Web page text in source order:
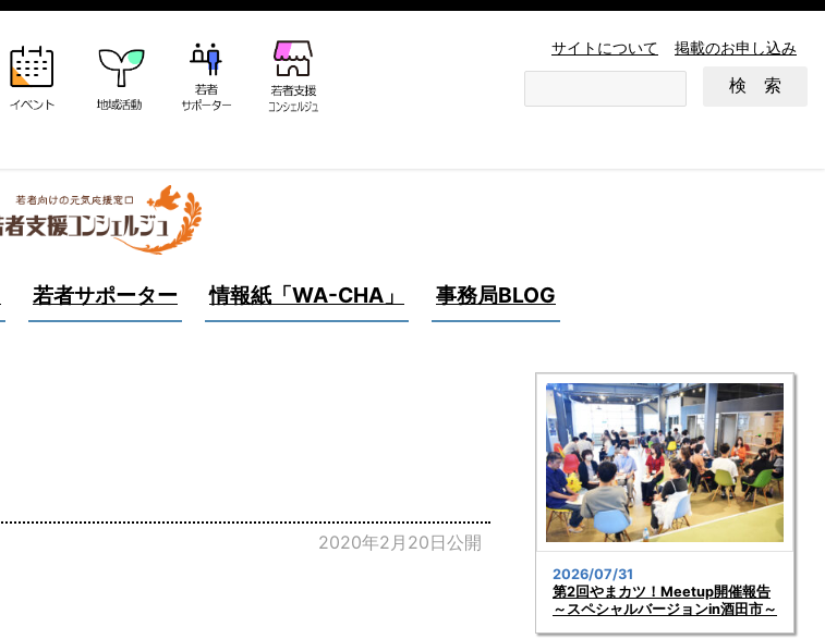
サイトについて 掲載のお申し込み
若者サポーター 情報紙「WA-CHA」 事務局BLOG
2020年2月20日公開
2026/07/31
第2回やまカツ！Meetup開催報告
～スペシャルバージョンin酒田市～